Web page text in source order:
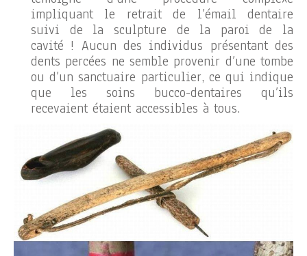
impliquant le retrait de l’émail dentaire
suivi de la sculpture de la paroi de la
cavité ! Aucun des individus présentant des
dents percées ne semble provenir d’une tombe
ou d’un sanctuaire particulier, ce qui indique
que les soins bucco-dentaires qu’ils
recevaient étaient accessibles à tous.